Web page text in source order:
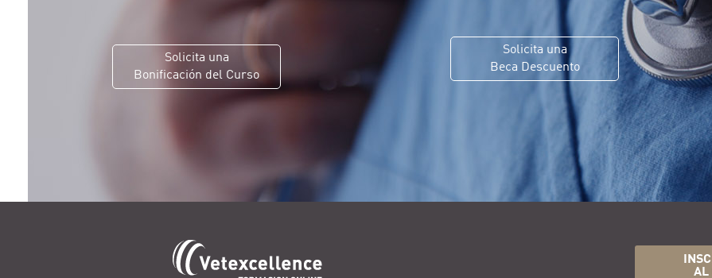
Solicita una
Bonificación del Curso
Solicita una
Beca Descuento
AL